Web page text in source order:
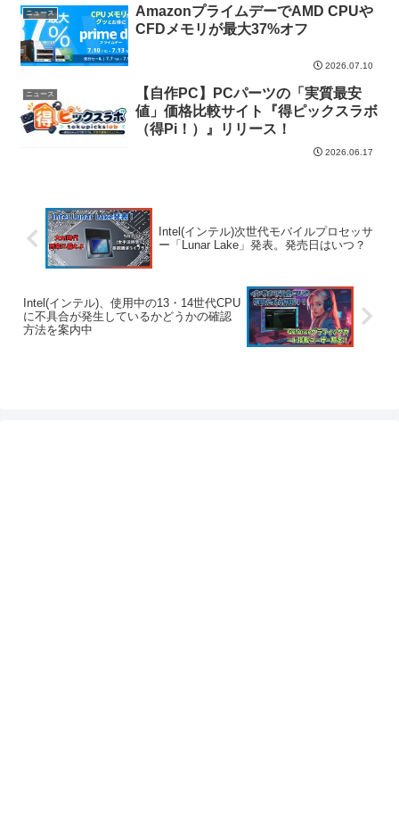
ニュース
AmazonプライムデーでAMD CPUや
CFDメモリが最大37%オフ
2026.07.10
ニュース
【自作PC】PCパーツの「実質最安
値」価格比較サイト『得ピックスラボ
（得Pi！）』リリース！
2026.06.17
Intel(インテル)次世代モバイルプロセッサ
ー「Lunar Lake」発表。発売日はいつ？
Intel(インテル)、使用中の13・14世代CPU
に不具合が発生しているかどうかの確認
方法を案内中